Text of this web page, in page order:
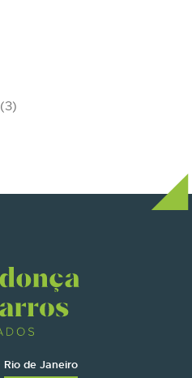
(3)
Rio de Janeiro